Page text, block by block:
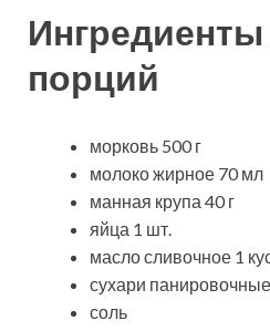
Ингредиенты
порций
морковь 500 г
молоко жирное 70 мл
манная крупа 40 г
яйца 1 шт.
масло сливочное 1
сухари панировочные
соль